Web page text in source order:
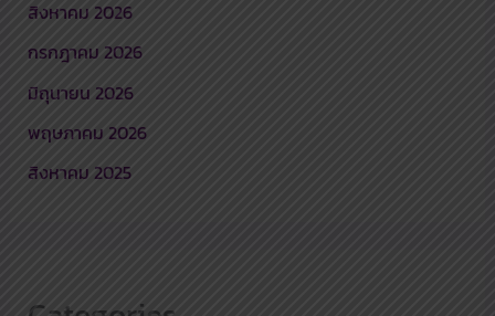
สิงหาคม 2026
กรกฎาคม 2026
มิถุนายน 2026
พฤษภาคม 2026
สิงหาคม 2025